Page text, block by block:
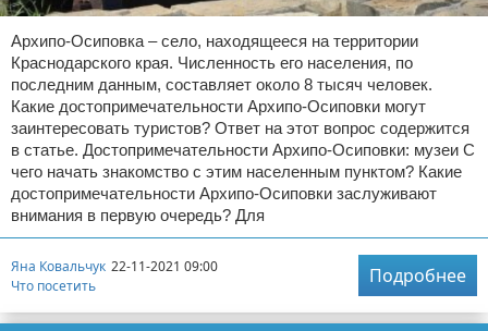
Архипо-Осиповка – село, находящееся на территории
Краснодарского края. Численность его населения, по
последним данным, составляет около 8 тысяч человек.
Какие достопримечательности Архипо-Осиповки могут
заинтересовать туристов? Ответ на этот вопрос содержится
в статье. Достопримечательности Архипо-Осиповки: музеи С
чего начать знакомство с этим населенным пунктом? Какие
достопримечательности Архипо-Осиповки заслуживают
внимания в первую очередь? Для
Яна Ковальчук 22-11-2021 09:00
Что посетить
Подробнее